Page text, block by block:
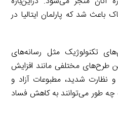
باعث شد که پارلمان ایتالیا در
تکنولوژیک مثل رسانه‌های
مختلفی مانند افزایش
نظارت شدید، مطبوعات آزاد و
چه طور می‌توانند به کاهش فساد